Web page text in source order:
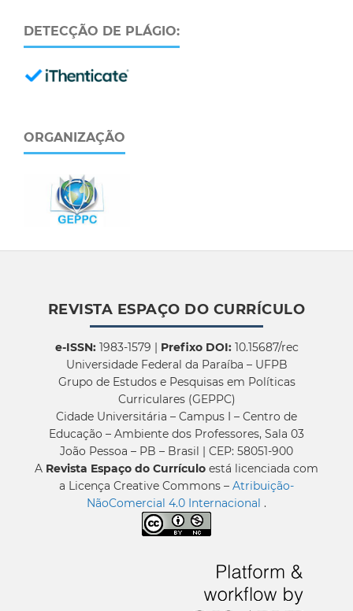
DETECÇÃO DE PLÁGIO:
ORGANIZAÇÃO
REVISTA ESPAÇO DO CURRÍCULO
e-ISSN:1983-1579 | Prefixo DOI:10.15687/rec
Universidade Federal da Paraíba – UFPB
Grupo de Estudos e Pesquisas em Políticas
Curriculares (GEPPC)
Cidade Universitária – Campus I – Centro de
Educação – Ambiente dos Professores, Sala 03
João Pessoa – PB – Brasil | CEP: 58051-900
A Revista Espaço do Currículo está licenciada com
a Licença Creative Commons – Atribuição-
NãoComercial 4.0 Internacional .